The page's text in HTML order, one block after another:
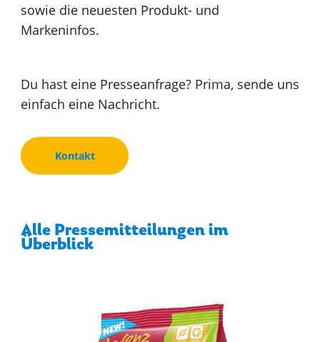
sowie die neuesten Produkt- und
Markeninfos.
Du hast eine Presseanfrage? Prima, sende uns
einfach eine Nachricht.
Kontakt
Alle Pressemitteilungen im
Überblick